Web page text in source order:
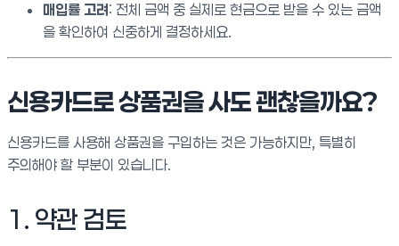
매입률 고려: 전체 금액 중 실제로 현금으로 받을 수 있는 금액
을 확인하여 신중하게 결정하세요.
신용카드로 상품권을 사도 괜찮을까요?
신용카드를 사용해 상품권을 구입하는 것은 가능하지만, 특별히
주의해야 할 부분이 있습니다.
1. 약관 검토